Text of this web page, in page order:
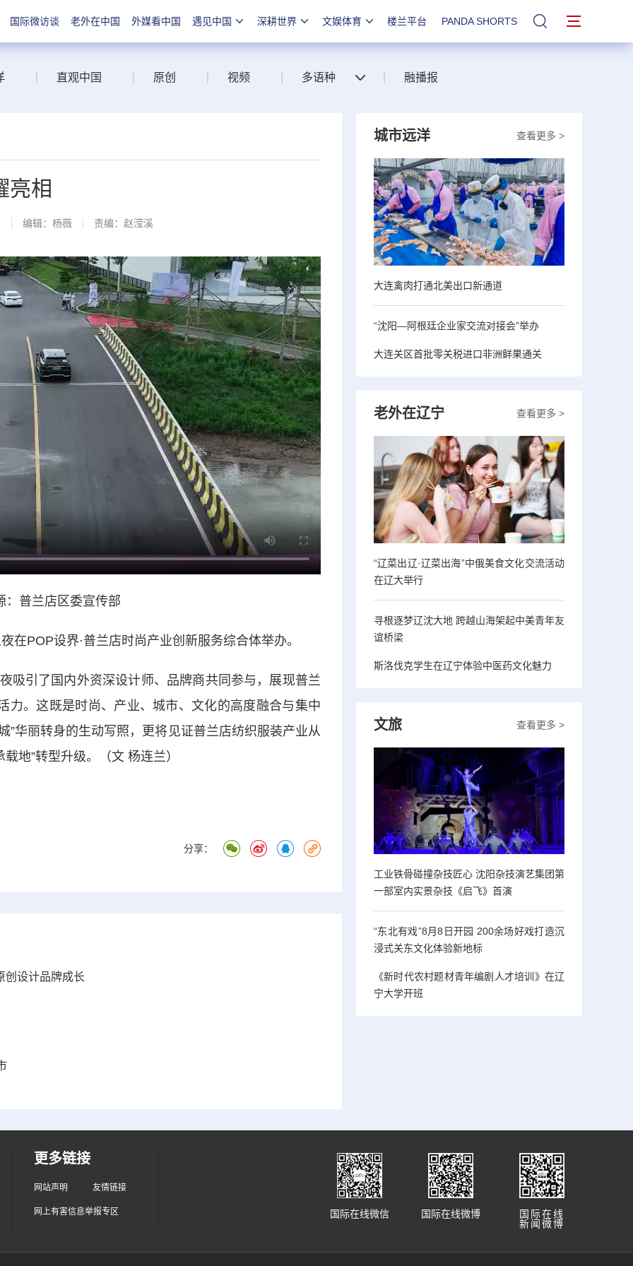
国际微访谈 老外在中国 外媒看中国 遇见中国 深耕世界 文娱体育 楼兰平台 PANDA SHORTS 站内搜索
直观中国 原创 视频 多语种 融播报
亮相
编辑：杨薇 责编：赵滢溪
：普兰店区委宣传部
在POP设界·普兰店时尚产业创新服务综合体举办。
引了国内外资深设计师、品牌商共同参与，展现普兰
力。这既是时尚、产业、城市、文化的高度融合与集中
”华丽转身的生动写照，更将见证普兰店纺织服装产业从
地”转型升级。（文 杨连兰）
分享：
创设计品牌成长
查看更多 >
城市远洋
大连禽肉打通北美出口新通道
“沈阳—阿根廷企业家交流对接会”举办
大连关区首批零关税进口非洲鲜果通关
查看更多 >
老外在辽宁
“辽菜出辽·辽菜出海”中俄美食文化交流活动
在辽大举行
寻根逐梦辽沈大地 跨越山海架起中美青年友
谊桥梁
斯洛伐克学生在辽宁体验中医药文化魅力
查看更多 >
文旅
工业铁骨碰撞杂技匠心 沈阳杂技演艺集团第
一部室内实景杂技《启飞》首演
“东北有戏”8月8日开园 200余场好戏打造沉
浸式关东文化体验新地标
《新时代农村题材青年编剧人才培训》在辽
宁大学开班
更多链接
网站声明 友情链接
网上有害信息举报专区
国际在线
新闻微博
国际在线微博
国际在线微信